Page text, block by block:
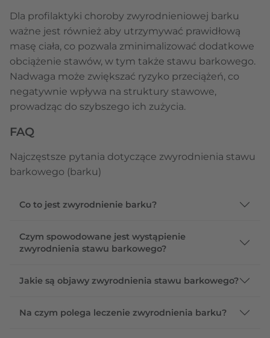
Dla profilaktyki choroby zwyrodnieniowej barku
ważne jest również aby utrzymywać prawidłową
masę ciała, co pozwala zminimalizować dodatkowe
obciążenie stawów, w tym także stawu barkowego.
Nadwaga może zwiększać ryzyko przeciążeń, co
negatywnie wpływa na struktury stawowe,
prowadząc do szybszego ich zużycia.
FAQ
Najczęstsze pytania dotyczące zwyrodnienia stawu
barkowego (barku)
Co to jest zwyrodnienie barku?
Czym spowodowane jest wystąpienie
zwyrodnienia stawu barkowego?
Jakie są objawy zwyrodnienia stawu barkowego?
Na czym polega leczenie zwyrodnienia barku?